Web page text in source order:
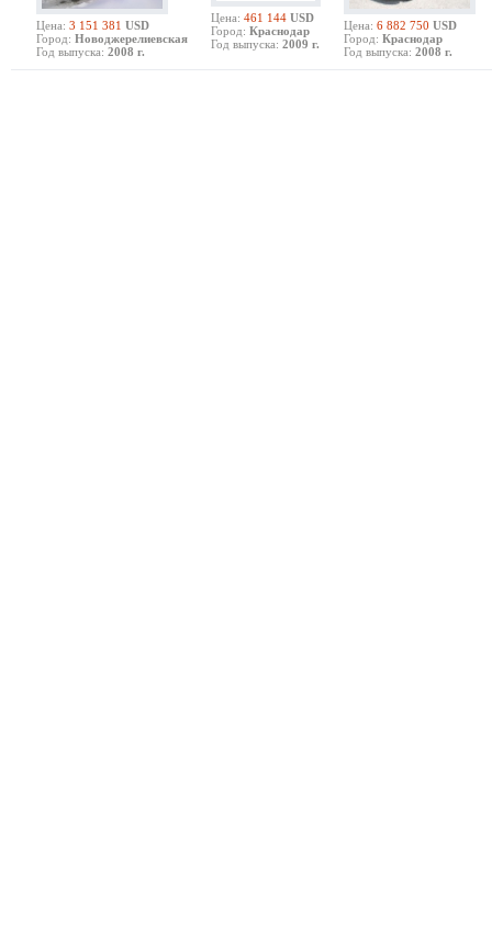
Цена: 3 151 381 USD
Город: Новоджерелиевская
Год выпуска: 2008 г.
Цена: 461 144 USD
Город: Краснодар
Год выпуска: 2009 г.
Цена: 6 882 750 USD
Город: Краснодар
Год выпуска: 2008 г.